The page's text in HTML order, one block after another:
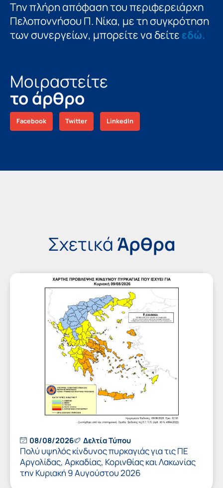
Την πλήρη απόφαση του περιφερειάρχη
Πελοποννήσου Π. Νίκα, με τη συγκρότηση
των συνεργείων, μπορείτε να δείτε εδώ.
Μοιραστείτε
το άρθρο
Facebook Twitter LinkedIn
Σχετικά Άρθρα
08/08/2026 Δελτία Τύπου
Πολύ υψηλός κίνδυνος πυρκαγιάς για τις ΠΕ
Αργολίδας, Αρκαδίας, Κορινθίας και Λακωνίας
την Κυριακή 9 Αυγούστου 2026